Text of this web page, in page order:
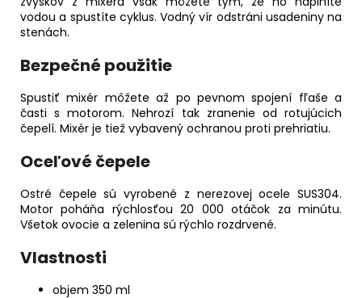
vodou a spustíte cyklus. Vodný vír odstráni usadeniny na
stenách.
Bezpečné použitie
Spustiť mixér môžete až po pevnom spojení fľaše a
časti s motorom. Nehrozí tak zranenie od rotujúcich
čepelí. Mixér je tiež vybavený ochranou proti prehriatiu.
Oceľové čepele
Ostré čepele sú vyrobené z nerezovej ocele SUS304.
Motor poháňa rýchlosťou 20 000 otáčok za minútu.
Všetok ovocie a zelenina sú rýchlo rozdrvené.
Vlastnosti
objem 350 ml